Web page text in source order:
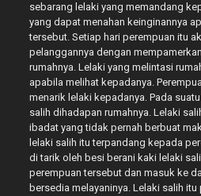
sebarang lelaki yang memandang
yang dapat menahan keinginannya
tersebut. Setiap hari perempuan itu
pelanggannya dengan
rumahnya. Lelaki yang melintasi
apabila melihat kepadanya.
menarik lelaki kepadanya. Pada
salih dihadapan rumahnya. Lelaki
ibadat yang tidak pernah berbuat
lelaki salih itu terpandang kepada
di tarik oleh besi berani kaki lelaki
perempuan tersebut dan masuk ke
bersedia melayaninya. Lelaki salih